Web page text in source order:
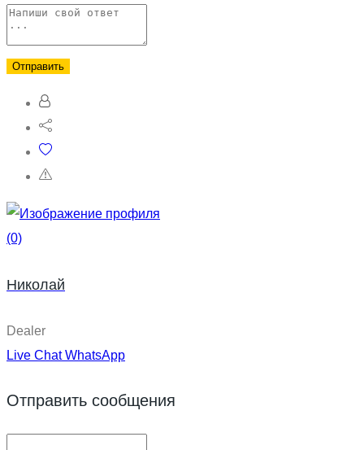
(0)
Николай
Dealer
Live Chat WhatsApp
Отправить сообщения